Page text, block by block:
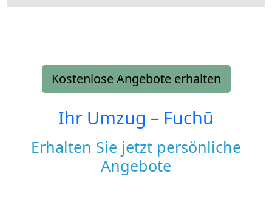
Kostenlose Angebote erhalten
Ihr Umzug – Fuchū
Erhalten Sie jetzt persönliche
Angebote